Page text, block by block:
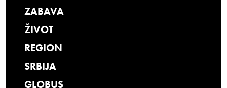
ZABAVA
ŽIVOT
REGION
SRBIJA
GLOBUS